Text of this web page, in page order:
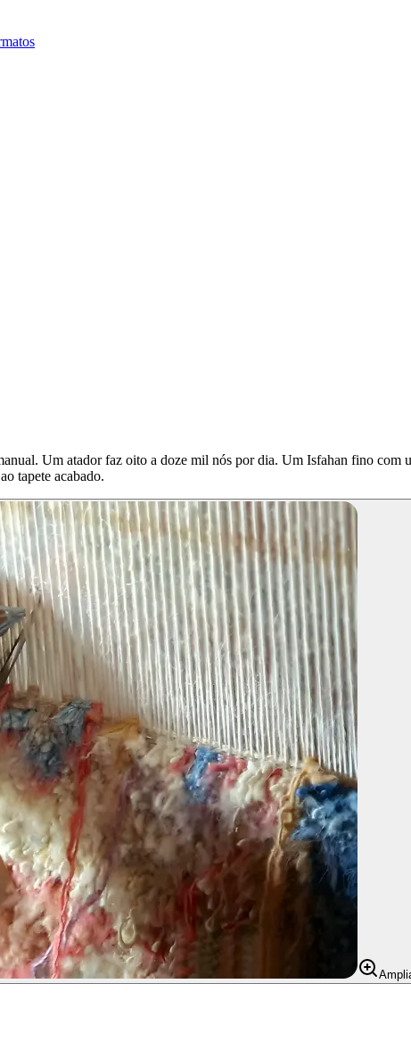
Um atador faz oito a doze mil nós por dia. Um Isfahan fino
tapete acabado.